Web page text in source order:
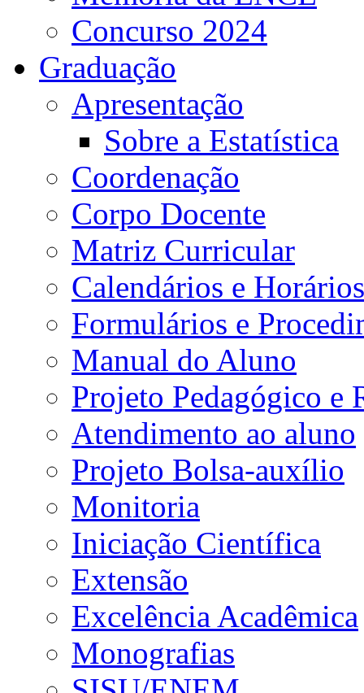
Concurso 2024
Graduação
Apresentação
Sobre a Estatística
Coordenação
Corpo Docente
Matriz Curricular
Calendários e Horários
Formulários e
Manual do Aluno
Projeto Pedagógico e
Atendimento ao aluno
Projeto Bolsa-auxílio
Monitoria
Iniciação Científica
Extensão
Excelência Acadêmica
Monografias